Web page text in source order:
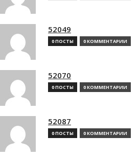
52049
0 ПОСТЫ 0 КОММЕНТАРИИ
52070
0 ПОСТЫ 0 КОММЕНТАРИИ
52087
0 ПОСТЫ 0 КОММЕНТАРИИ